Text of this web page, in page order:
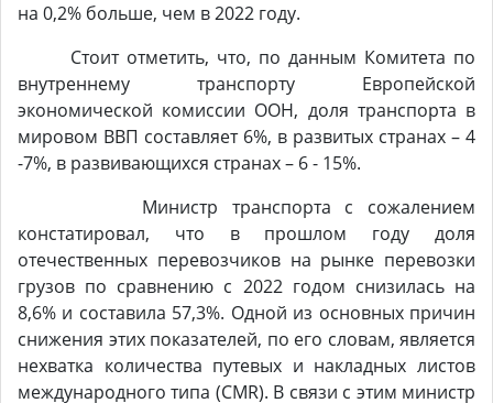
на 0,2% больше, чем в 2022 году.
Стоит отметить, что, по данным Комитета по
внутреннему транспорту Европейской
экономической комиссии ООН, доля транспорта в
мировом ВВП составляет 6%, в развитых странах – 4
-7%, в развивающихся странах – 6 - 15%.
Министр транспорта с сожалением
констатировал, что в прошлом году доля
отечественных перевозчиков на рынке перевозки
грузов по сравнению с 2022 годом снизилась на
8,6% и составила 57,3%. Одной из основных причин
снижения этих показателей, по его словам, является
нехватка количества путевых и накладных листов
международного типа (CMR). В связи с этим министр